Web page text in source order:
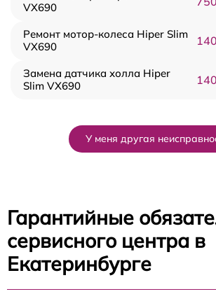
VX690
Ремонт мотор-колеса Hiper Slim
VX690
Замена датчика холла Hiper
Slim VX690
У меня другая
Гарантийные
сервисного центра в
Екатеринбурге